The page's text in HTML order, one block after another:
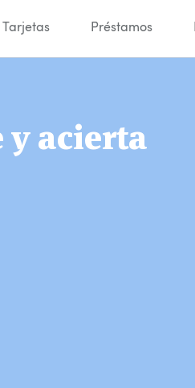
Tarjetas Préstamos
y acierta